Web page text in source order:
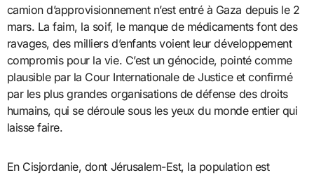
camion d’approvisionnement n’est entré à Gaza depuis le 2
mars. La faim, la soif, le manque de médicaments font des
ravages, des milliers d’enfants voient leur développement
compromis pour la vie. C’est un génocide, pointé comme
plausible par la Cour Internationale de Justice et confirmé
par les plus grandes organisations de défense des droits
humains, qui se déroule sous les yeux du monde entier qui
laisse faire.
En Cisjordanie, dont Jérusalem-Est, la population est